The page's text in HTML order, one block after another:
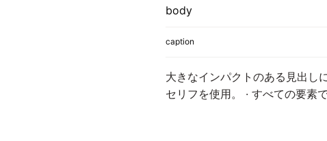
body
caption
大きなインパクトのある見出し
セリフを使用。 · すべての要素